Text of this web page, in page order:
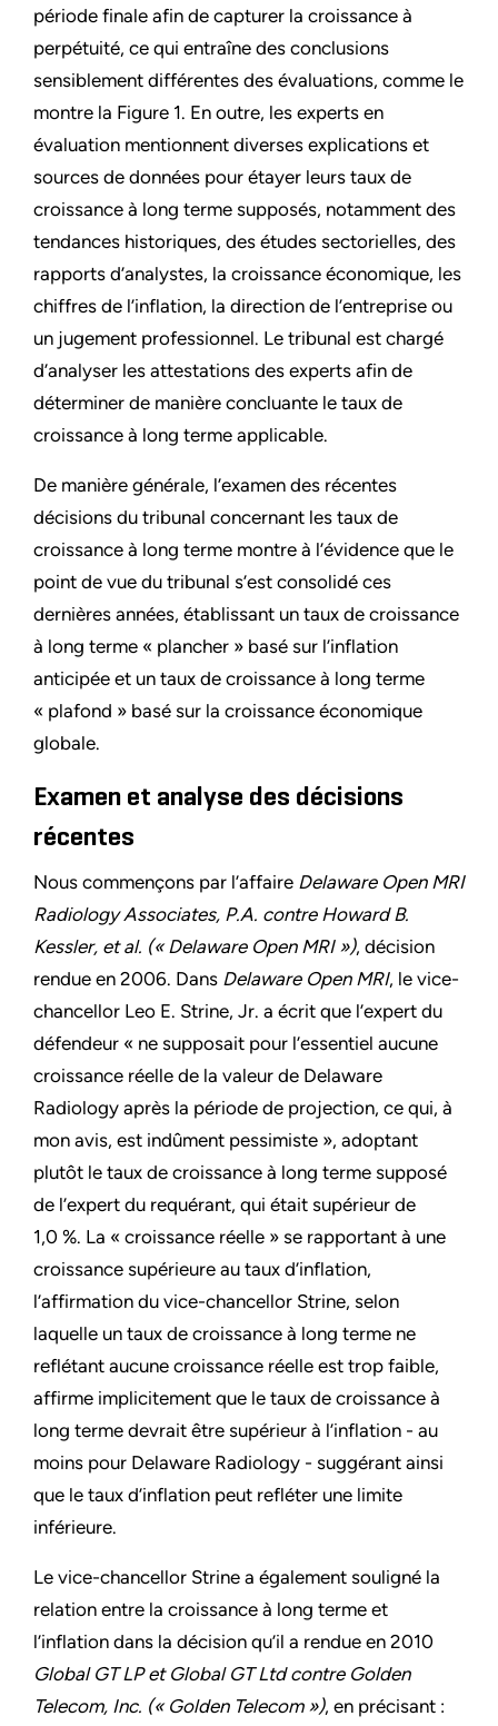
période finale afin de capturer la croissance à
perpétuité, ce qui entraîne des conclusions
sensiblement différentes des évaluations, comme le
montre la Figure 1. En outre, les experts en
évaluation mentionnent diverses explications et
sources de données pour étayer leurs taux de
croissance à long terme supposés, notamment des
tendances historiques, des études sectorielles, des
rapports d’analystes, la croissance économique, les
chiffres de l’inflation, la direction de l’entreprise ou
un jugement professionnel. Le tribunal est chargé
d’analyser les attestations des experts afin de
déterminer de manière concluante le taux de
croissance à long terme applicable.
De manière générale, l’examen des récentes
décisions du tribunal concernant les taux de
croissance à long terme montre à l’évidence que le
point de vue du tribunal s’est consolidé ces
dernières années, établissant un taux de croissance
à long terme « plancher » basé sur l’inflation
anticipée et un taux de croissance à long terme
« plafond » basé sur la croissance économique
globale.
Examen et analyse des décisions
récentes
Nous commençons par l’affaire Delaware Open MRI
Radiology Associates, P.A. contre Howard B.
Kessler, et al. (« Delaware Open MRI »), décision
rendue en 2006. Dans Delaware Open MRI, le vice-
chancellor Leo E. Strine, Jr. a écrit que l’expert du
défendeur « ne supposait pour l’essentiel aucune
croissance réelle de la valeur de Delaware
Radiology après la période de projection, ce qui, à
mon avis, est indûment pessimiste », adoptant
plutôt le taux de croissance à long terme supposé
de l’expert du requérant, qui était supérieur de
1,0 %. La « croissance réelle » se rapportant à une
croissance supérieure au taux d’inflation,
l’affirmation du vice-chancellor Strine, selon
laquelle un taux de croissance à long terme ne
reflétant aucune croissance réelle est trop faible,
affirme implicitement que le taux de croissance à
long terme devrait être supérieur à l’inflation - au
moins pour Delaware Radiology - suggérant ainsi
que le taux d’inflation peut refléter une limite
inférieure.
Le vice-chancellor Strine a également souligné la
relation entre la croissance à long terme et
l’inflation dans la décision qu’il a rendue en 2010
Global GT LP et Global GT Ltd contre Golden
Telecom, Inc. (« Golden Telecom »), en précisant :